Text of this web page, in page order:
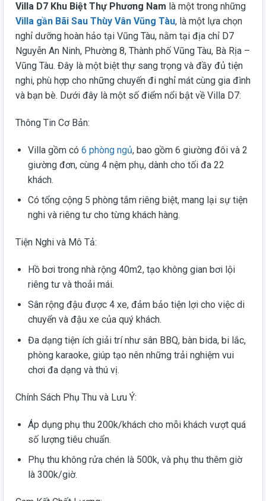
Villa D7 Khu Biệt Thự Phương Nam là một trong những
Villa gần Bãi Sau Thùy Vân Vũng Tàu, là một lựa chọn
nghỉ dưỡng hoàn hảo tại Vũng Tàu, nằm tại địa chỉ D7
Nguyễn An Ninh, Phường 8, Thành phố Vũng Tàu, Bà Rịa –
Vũng Tàu. Đây là một biệt thự sang trọng và đầy đủ tiện
nghi, phù hợp cho những chuyến đi nghỉ mát cùng gia đình
và bạn bè. Dưới đây là một số điểm nổi bật về Villa D7:
Thông Tin Cơ Bản:
Villa gồm có 6 phòng ngủ, bao gồm 6 giường đôi và 2
giường đơn, cùng 4 nệm phụ, dành cho tối đa 22
khách.
Có tổng cộng 5 phòng tắm riêng biệt, mang lại sự tiện
nghi và riêng tư cho từng khách hàng.
Tiện Nghi và Mô Tả:
Hồ bơi trong nhà rộng 40m2, tạo không gian bơi lội
riêng tư và thoải mái.
Sân rộng đậu được 4 xe, đảm bảo tiện lợi cho việc di
chuyển và đậu xe của quý khách.
Đa dạng tiện ích giải trí như sân BBQ, bàn bida, bi lắc,
phòng karaoke, giúp tạo nên những trải nghiệm vui
chơi đa dạng và thú vị.
Chính Sách Phụ Thu và Lưu Ý:
Áp dụng phụ thu 200k/khách cho mỗi khách vượt quá
số lượng tiêu chuẩn.
Phụ thu không rửa chén là 500k, và phụ thu thêm giờ
là 300k/giờ.